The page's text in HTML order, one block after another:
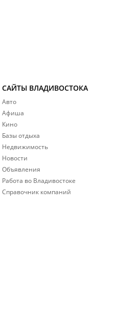
САЙТЫ ВЛАДИВОСТОКА
Авто
Афиша
Кино
Базы отдыха
Недвижимость
Новости
Объявления
Работа во Владивостоке
Справочник компаний